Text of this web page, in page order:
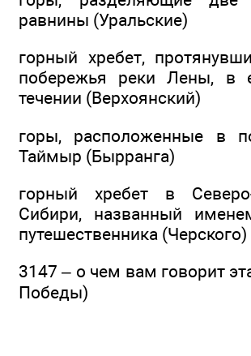
равнины (Уральские)
горный хребет,
побережья реки Лены, в
течении (Верхоянский)
горы, расположенные в
Таймыр (Бырранга)
горный хребет в Северо-
Сибири, названный
путешественника (Черского)
3147 – о чем вам говорит
Победы)